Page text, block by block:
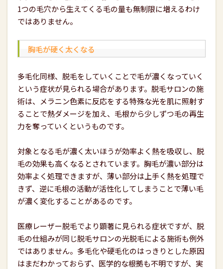
1つの毛穴から生えてくる毛の量も無制限に増えるわけ
ではありません。
胸毛が硬く太くなる
多毛化同様、脱毛をしていくことで毛が濃くなっていく
という症状が見られる場合があります。脱毛サロンの施
術は、メラニン色素に反応をする特殊な光を肌に照射す
ることで熱ダメージを加え、毛根から少しずつ毛の再生
力を奪っていくというものです。
対象となる毛が濃く太いほうが効率よく熱を吸収し、脱
毛の効果も高くなるとされています。胸毛が濃い部分は
効率よく処理できますが、薄い部分は上手く熱を処理で
きず、逆に毛根の活動が活性化してしまうことで薄い毛
が濃く変化することがあるのです。
医療レーザー脱毛でより顕著に見られる症状ですが、脱
毛の仕組みが同じ脱毛サロンの光脱毛による施術も例外
ではありません。多毛化や硬毛化のはっきりとした原因
はまだわかっておらず、医学的な根拠も不明ですが、実